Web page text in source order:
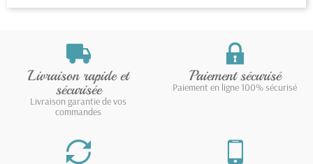
Livraison rapide et
sécurisée
Livraison garantie de vos
commandes
Paiement sécurisé
Paiement en ligne 100% sécurisé